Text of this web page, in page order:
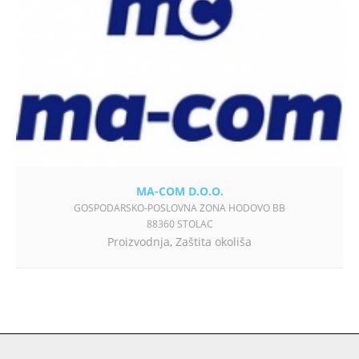
MA-COM D.O.O.
GOSPODARSKO-POSLOVNA ZONA HODOVO BB
88360 STOLAC
Proizvodnja, Zaštita okoliša